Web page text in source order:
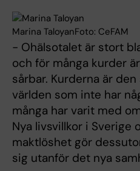
Marina TaloyanFoto: CeFAM
- Ohälsotalet är stort
och för många kurder
sårbar. Kurderna är
världen som inte har
många har varit med
Nya livsvillkor i Sverige
maktlöshet gör
sig utanför det nya